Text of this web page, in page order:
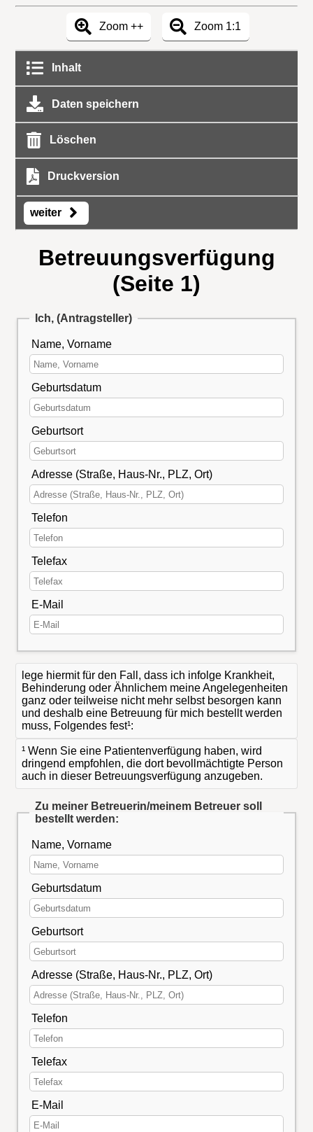
Zoom ++ Zoom 1:1
Inhalt
Daten speichern
Löschen
Druckversion
weiter
Betreuungsverfügung
(Seite 1)
Ich, (Antragsteller)
Name, Vorname
Geburtsdatum
Geburtsort
Adresse (Straße, Haus-Nr., PLZ, Ort)
Telefon
Telefax
E-Mail
lege hiermit für den Fall, dass ich infolge Krankheit,
Behinderung oder Ähnlichem meine Angelegenheiten
ganz oder teilweise nicht mehr selbst besorgen kann
und deshalb eine Betreuung für mich bestellt werden
muss, Folgendes fest¹:
¹ Wenn Sie eine Patientenverfügung haben, wird
dringend empfohlen, die dort bevollmächtigte Person
auch in dieser Betreuungsverfügung anzugeben.
Zu meiner Betreuerin/meinem Betreuer soll
bestellt werden:
Name, Vorname
Geburtsdatum
Geburtsort
Adresse (Straße, Haus-Nr., PLZ, Ort)
Telefon
Telefax
E-Mail